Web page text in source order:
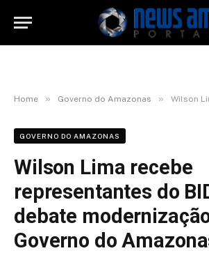
Home » Governo do Amazonas » Wilson Lima recebe
GOVERNO DO AMAZONAS
Wilson Lima recebe
representantes do
debate
Governo do